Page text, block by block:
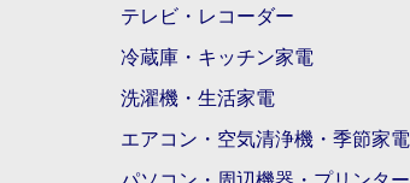
テレビ・レコーダー
冷蔵庫・キッチン家電
洗濯機・生活家電
エアコン・空気清浄機・季節家電